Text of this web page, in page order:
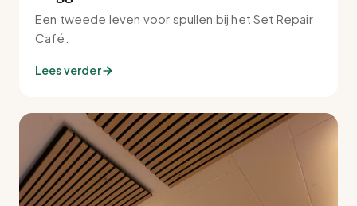
Een tweede leven voor spullen bij het Set Repair
Café.
Lees verder